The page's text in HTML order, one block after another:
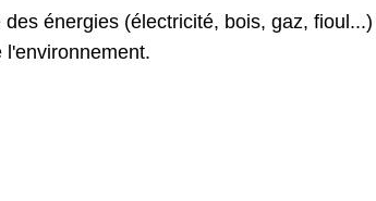
énergies (électricité, bois, gaz, fioul...)